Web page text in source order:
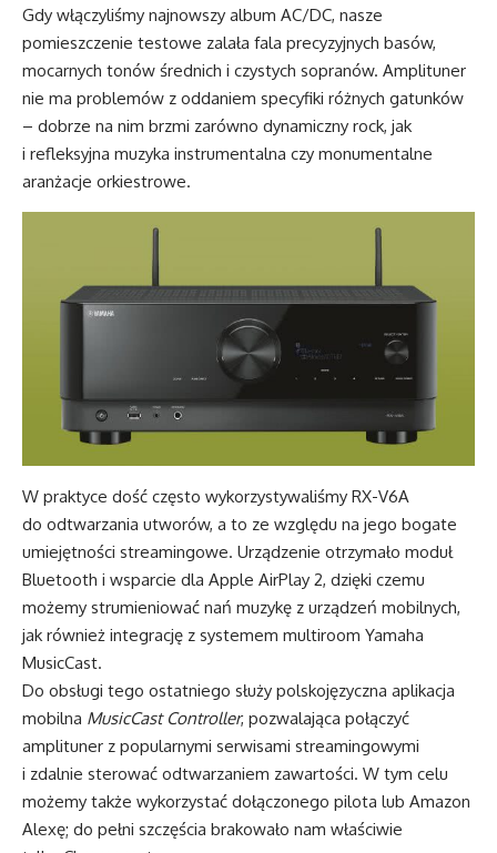
Gdy włączyliśmy najnowszy album AC/DC, nasze
pomieszczenie testowe zalała fala precyzyjnych basów,
mocarnych tonów średnich i czystych sopranów. Amplituner
nie ma problemów z oddaniem specyfiki różnych gatunków
– dobrze na nim brzmi zarówno dynamiczny rock, jak
i refleksyjna muzyka instrumentalna czy monumentalne
aranżacje orkiestrowe.
W praktyce dość często wykorzystywaliśmy RX-V6A
do odtwarzania utworów, a to ze względu na jego bogate
umiejętności streamingowe. Urządzenie otrzymało moduł
Bluetooth i wsparcie dla Apple AirPlay 2, dzięki czemu
możemy strumieniować nań muzykę z urządzeń mobilnych,
jak również integrację z systemem multiroom Yamaha
MusicCast.
Do obsługi tego ostatniego służy polskojęzyczna aplikacja
mobilna MusicCast Controller, pozwalająca połączyć
amplituner z popularnymi serwisami streamingowymi
i zdalnie sterować odtwarzaniem zawartości. W tym celu
możemy także wykorzystać dołączonego pilota lub Amazon
Alexę; do pełni szczęścia brakowało nam właściwie